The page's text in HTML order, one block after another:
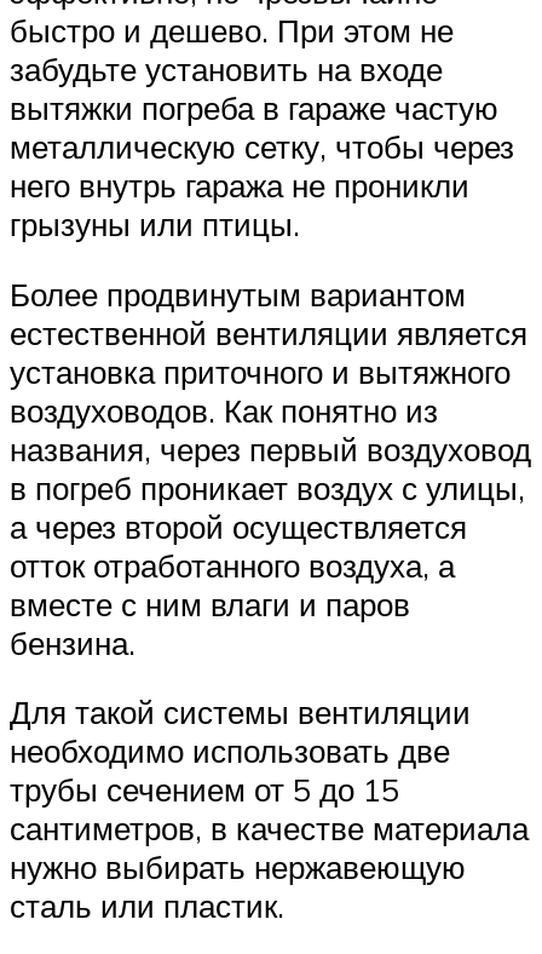
быстро и дешево. При этом не
забудьте установить на входе
вытяжки погреба в гараже частую
металлическую сетку, чтобы через
него внутрь гаража не проникли
грызуны или птицы.
Более продвинутым вариантом
естественной вентиляции является
установка приточного и вытяжного
воздуховодов. Как понятно из
названия, через первый воздуховод
в погреб проникает воздух с улицы,
а через второй осуществляется
отток отработанного воздуха, а
вместе с ним влаги и паров
бензина.
Для такой системы вентиляции
необходимо использовать две
трубы сечением от 5 до 15
сантиметров, в качестве материала
нужно выбирать нержавеющую
сталь или пластик.